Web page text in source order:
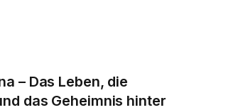
– Das Leben, die
das Geheimnis hinter